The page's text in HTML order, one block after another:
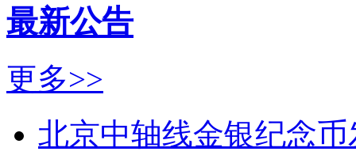
最新公告
更多>>
北京中轴线金银纪念